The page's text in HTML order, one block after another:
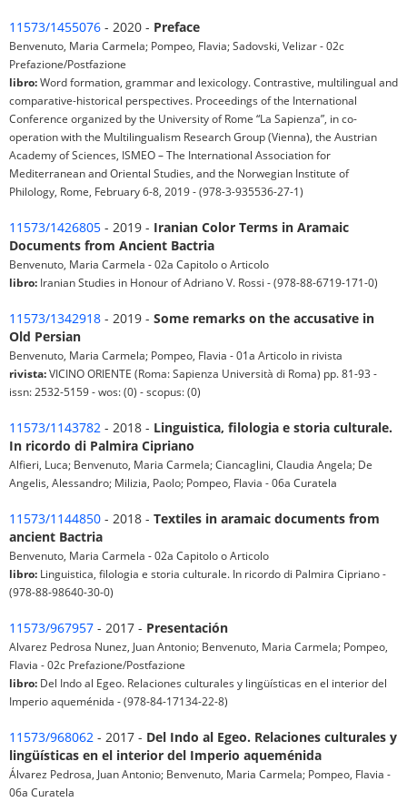
11573/1455076 - 2020 - Preface
Benvenuto, Maria Carmela; Pompeo, Flavia; Sadovski, Velizar - 02c
Prefazione/Postfazione
libro:Word formation, grammar and lexicology. Contrastive, multilingual and
comparative-historical perspectives. Proceedings of the International
Conference organized by the University of Rome “La Sapienza”, in co-
operation with the Multilingualism Research Group (Vienna), the Austrian
Academy of Sciences, ISMEO – The International Association for
Mediterranean and Oriental Studies, and the Norwegian Institute of
Philology, Rome, February 6-8, 2019 - (978-3-935536-27-1)
11573/1426805 - 2019 - Iranian Color Terms in Aramaic
Documents from Ancient Bactria
Benvenuto, Maria Carmela - 02a Capitolo o Articolo
libro: Iranian Studies in Honour of Adriano V. Rossi - (978-88-6719-171-0)
11573/1342918 - 2019 - Some remarks on the accusative in
Old Persian
Benvenuto, Maria Carmela; Pompeo, Flavia - 01a Articolo in rivista
rivista:VICINO ORIENTE (Roma: Sapienza Università di Roma) pp. 81-93 -
issn: 2532-5159 - wos: (0) - scopus: (0)
11573/1143782 - 2018 - Linguistica, filologia e storia culturale.
In ricordo di Palmira Cipriano
Alfieri, Luca; Benvenuto, Maria Carmela; Ciancaglini, Claudia Angela; De
Angelis, Alessandro; Milizia, Paolo; Pompeo, Flavia - 06a Curatela
11573/1144850 - 2018 - Textiles in aramaic documents from
ancient Bactria
Benvenuto, Maria Carmela - 02a Capitolo o Articolo
libro: Linguistica, filologia e storia culturale. In ricordo di Palmira Cipriano -
(978-88-98640-30-0)
11573/967957 - 2017 - Presentación
Alvarez Pedrosa Nunez, Juan Antonio; Benvenuto, Maria Carmela; Pompeo,
Flavia - 02c Prefazione/Postfazione
libro: Del Indo al Egeo. Relaciones culturales y lingüísticas en el interior del
Imperio aqueménida - (978-84-17134-22-8)
11573/968062 - 2017 - Del Indo al Egeo. Relaciones culturales y
lingüísticas en el interior del Imperio aqueménida
Álvarez Pedrosa, Juan Antonio; Benvenuto, Maria Carmela; Pompeo, Flavia -
06a Curatela